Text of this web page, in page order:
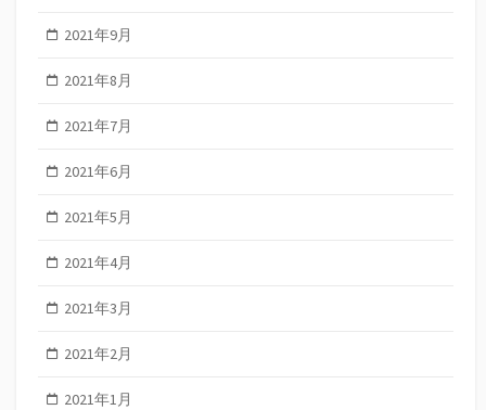
2021年9月
2021年8月
2021年7月
2021年6月
2021年5月
2021年4月
2021年3月
2021年2月
2021年1月